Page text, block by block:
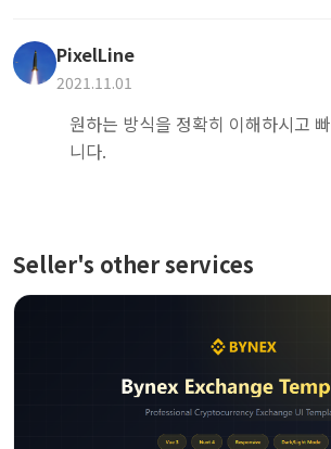
PixelLine
2021.11.01
원하는 방식을 정확히 이해하시고
니다.
Seller's other services